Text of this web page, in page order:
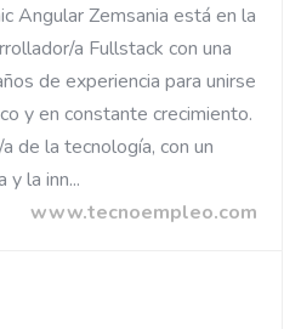
Angular Zemsania está en la
a Fullstack con una
de experiencia para unirse
y en constante crecimiento.
de la tecnología, con un
y la inn...
www.tecnoempleo.com